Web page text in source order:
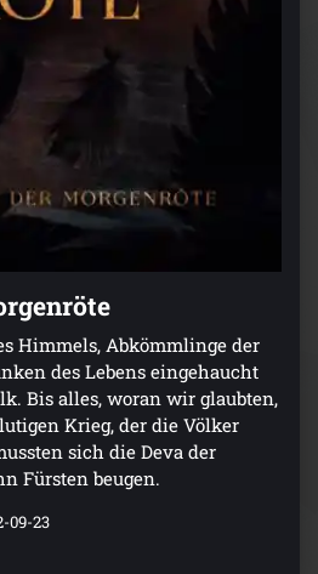
Himmels, Abkömmlinge der
des Lebens eingehaucht
Bis alles, woran wir glaubten,
Krieg, der die Völker
sich die Deva der
Fürsten beugen.
09-23